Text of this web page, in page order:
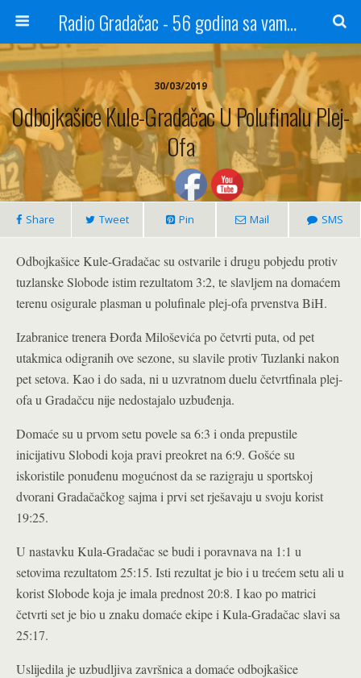
Radio Gradačac - 56 godina sa vama...
30/03/2019
Odbojkašice Kule-Gradačac U Polufinalu Plej-
Ofa
Share Tweet Pin Mail SMS
Odbojkašice Kule-Gradačac su ostvarile i drugu pobjedu protiv
tuzlanske Slobode istim rezultatom 3:2, te slavljem na domaćem
terenu osigurale plasman u polufinale plej-ofa prvenstva BiH.
Izabranice trenera Đorđa Miloševića po četvrti puta, od pet
utakmica odigranih ove sezone, su slavile protiv Tuzlanki nakon
pet setova. Kao i do sada, ni u uzvratnom duelu četvrtfinala plej-
ofa u Gradačcu nije nedostajalo uzbuđenja.
Domaće su u prvom setu povele sa 6:3 i onda prepustile
inicijativu Slobodi koja pravi preokret na 6:9. Gošće su
iskoristile ponuđenu mogućnost da se razigraju u sportskoj
dvorani Gradačačkog sajma i prvi set rješavaju u svoju korist
19:25.
U nastavku Kula-Gradačac se budi i poravnava na 1:1 u
setovima rezultatom 25:15. Isti rezultat je bio i u trećem setu ali u
korist Slobode koja je imala prednost 20:8. I kao po matrici
četvrti set je bio u znaku domaće ekipe i Kula-Gradačac slavi sa
25:17.
Uslijedila je uzbudljiva završnica a domaće odbojkašice